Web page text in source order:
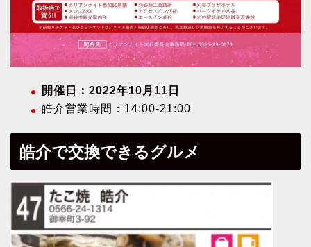
開催日：2022年10月11日
皓介営業時間：14:00-21:00
皓介で交換できるグルメ